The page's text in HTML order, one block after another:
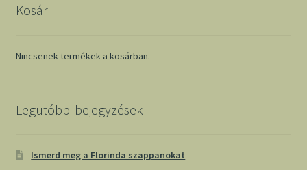
Kosár
Nincsenek termékek a kosárban.
Legutóbbi bejegyzések
Ismerd meg a Florinda szappanokat